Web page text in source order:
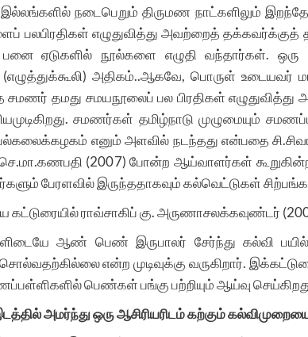
நடைபெறும் திருமண நாட்களிலும்
பலபிரதிகள் எழுதுவித்து அவற்றைத்
ஏடுகளில் நூல்களை எழுதி வந்தார்கள். ஒரு
அதிகம்..ஆகவே, பொருள் உடையவர்
தமது சமயநூலைப் பல பிரதிகள்
சமணர்கள் தமிழ்நாடு முழுமையும்
எனும் அளவில் நடந்தது என்பதை
செ.மா.கணபதி (2007) போன்ற ஆய்வாளர்கள்
பேரளவில் இருந்ததாகவும் கல்வெட்டுகள்
கட்டுரையில் ராவ்சாகிப் கு. அருணாசலக்கவுண்டர்
ஆண் பெண் இருபாலர் சேர்ந்து கல்வி
என்ற முடிவுக்கு வருகிறார்.
பெண்கள் பங்கு பற்றியும் ஆய்வு
அமர்ந்து ஒரு ஆசிரியரிடம் கற்கும்